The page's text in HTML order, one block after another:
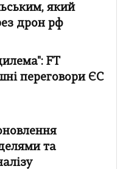
який
дрон рф
FT
переговори ЄС
та